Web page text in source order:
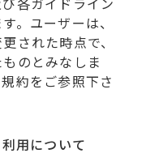
。ユーザーは、
された時点で、
のとみなしま
約をご参照下さ
用について